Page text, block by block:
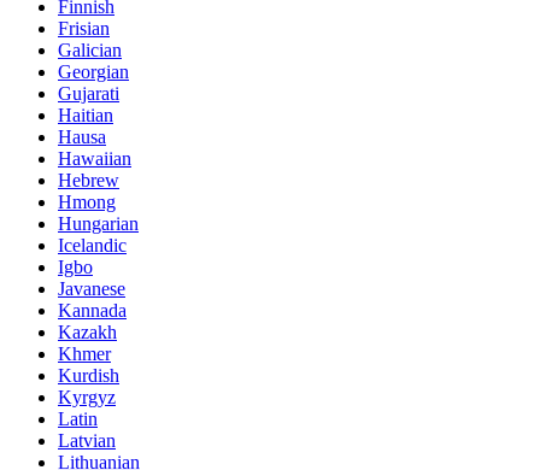
Finnish
Frisian
Galician
Georgian
Gujarati
Haitian
Hausa
Hawaiian
Hebrew
Hmong
Hungarian
Icelandic
Igbo
Javanese
Kannada
Kazakh
Khmer
Kurdish
Kyrgyz
Latin
Latvian
Lithuanian